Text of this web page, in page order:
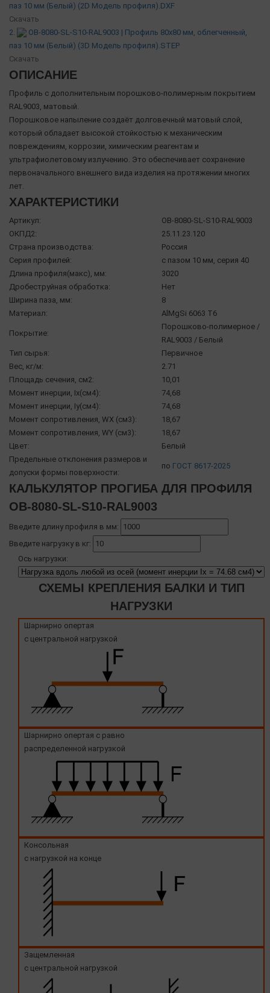
паз 10 мм (Белый) (2D Модель профиля).DXF
Скачать
2.
OB-8080-SL-S10-RAL9003 | Профиль 80х80 мм, облегченный,
паз 10 мм (Белый) (3D Модель профиля).STEP
Скачать
ОПИСАНИЕ
Профиль с дополнительным порошково-полимерным покрытием
RAL9003, матовый.
Порошковое напыление создаёт долговечный матовый слой,
который обладает высокой стойкостью к механическим
повреждениям, коррозии, химическим реагентам и
ультрафиолетовому излучению. Это обеспечивает сохранение
первоначального внешнего вида изделия на протяжении многих
лет.
ХАРАКТЕРИСТИКИ
Артикул:
OB-8080-SL-S10-RAL9003
ОКПД2:
25.11.23.120
Страна производства:
Россия
Серия профилей:
с пазом 10 мм, серия 40
Длина профиля(макс), мм:
3020
Дробеструйная обработка:
Нет
Ширина паза, мм:
8
Материал:
AlMgSi 6063 Т6
Покрытие:
Порошково-полимерное /
RAL9003 / Белый
Тип сырья:
Первичное
Вес, кг/м:
2.71
Площадь сечения, см2:
10,01
Момент инерции, Ix(см4):
74,68
Момент инерции, Iy(см4):
74,68
Момент сопротивления, WX (см3):
18,67
Момент сопротивления, WY (см3):
18,67
Цвет:
Белый
Предельные отклонения размеров и
допуски формы поверхности:
по ГОСТ 8617-2025
КАЛЬКУЛЯТОР ПРОГИБА ДЛЯ ПРОФИЛЯ
OB-8080-SL-S10-RAL9003
Введите длину профиля в мм:
Введите нагрузку в кг:
Ось нагрузки:
СХЕМЫ КРЕПЛЕНИЯ БАЛКИ И ТИП
НАГРУЗКИ
Шарнирно опертая
с центральной нагрузкой
Шарнирно опертая с равно
распределенной нагрузкой
Консольная
с нагрузкой на конце
Защемленная
с центральной нагрузкой